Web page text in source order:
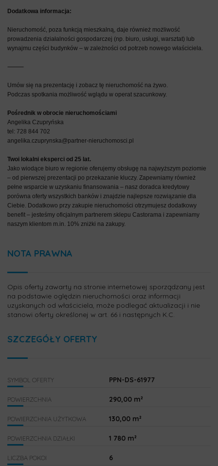
Dodatkowa informacja:
Nieruchomość, poza funkcją mieszkalną, daje również możliwość
prowadzenia działalności gospodarczej (np. biuro, usługi, warsztat) lub
wynajmu części budynków – w zależności od potrzeb nowego właściciela.
⸻
Umów się na prezentację i zobacz tę nieruchomość na żywo.
Podczas spotkania możliwość wglądu w operat szacunkowy.
Pośrednik w obrocie nieruchomościami
Angelika Czupryńska
tel: 728 844 702
angelika.czuprynska@partner-nieruchomosci.pl
Twoi lokalni eksperci od 25 lat.
Jako wiodące biuro w regionie oferujemy obsługę na najwyższym poziomie
– od pierwszej prezentacji po przekazanie kluczy. Zapewniamy również
pełne wsparcie w uzyskaniu finansowania – nasz doradca kredytowy
porówna oferty wszystkich banków i znajdzie najlepsze rozwiązanie dla
Ciebie. Dodatkowo przy zakupie nieruchomości otrzymujesz dodatkowy
benefit – jesteśmy oficjalnym partnerem sklepu Castorama i zapewniamy
naszym klientom m.in. 10% zniżki na zakupy.
NOTA PRAWNA
Opis oferty zawarty na stronie internetowej sporządzany jest
na podstawie oględzin nieruchomości oraz informacji
uzyskanych od właściciela, może podlegać aktualizacji i nie
stanowi oferty określonej w art. 66 i następnych K.C.
SZCZEGÓŁY OFERTY
SYMBOL OFERTY PPN-DS-61977
POWIERZCHNIA 290,00 m²
POWIERZCHNIA UŻYTKOWA 130,00 m²
POWIERZCHNIA DZIAŁKI 1 780 m²
LICZBA POKOI 6